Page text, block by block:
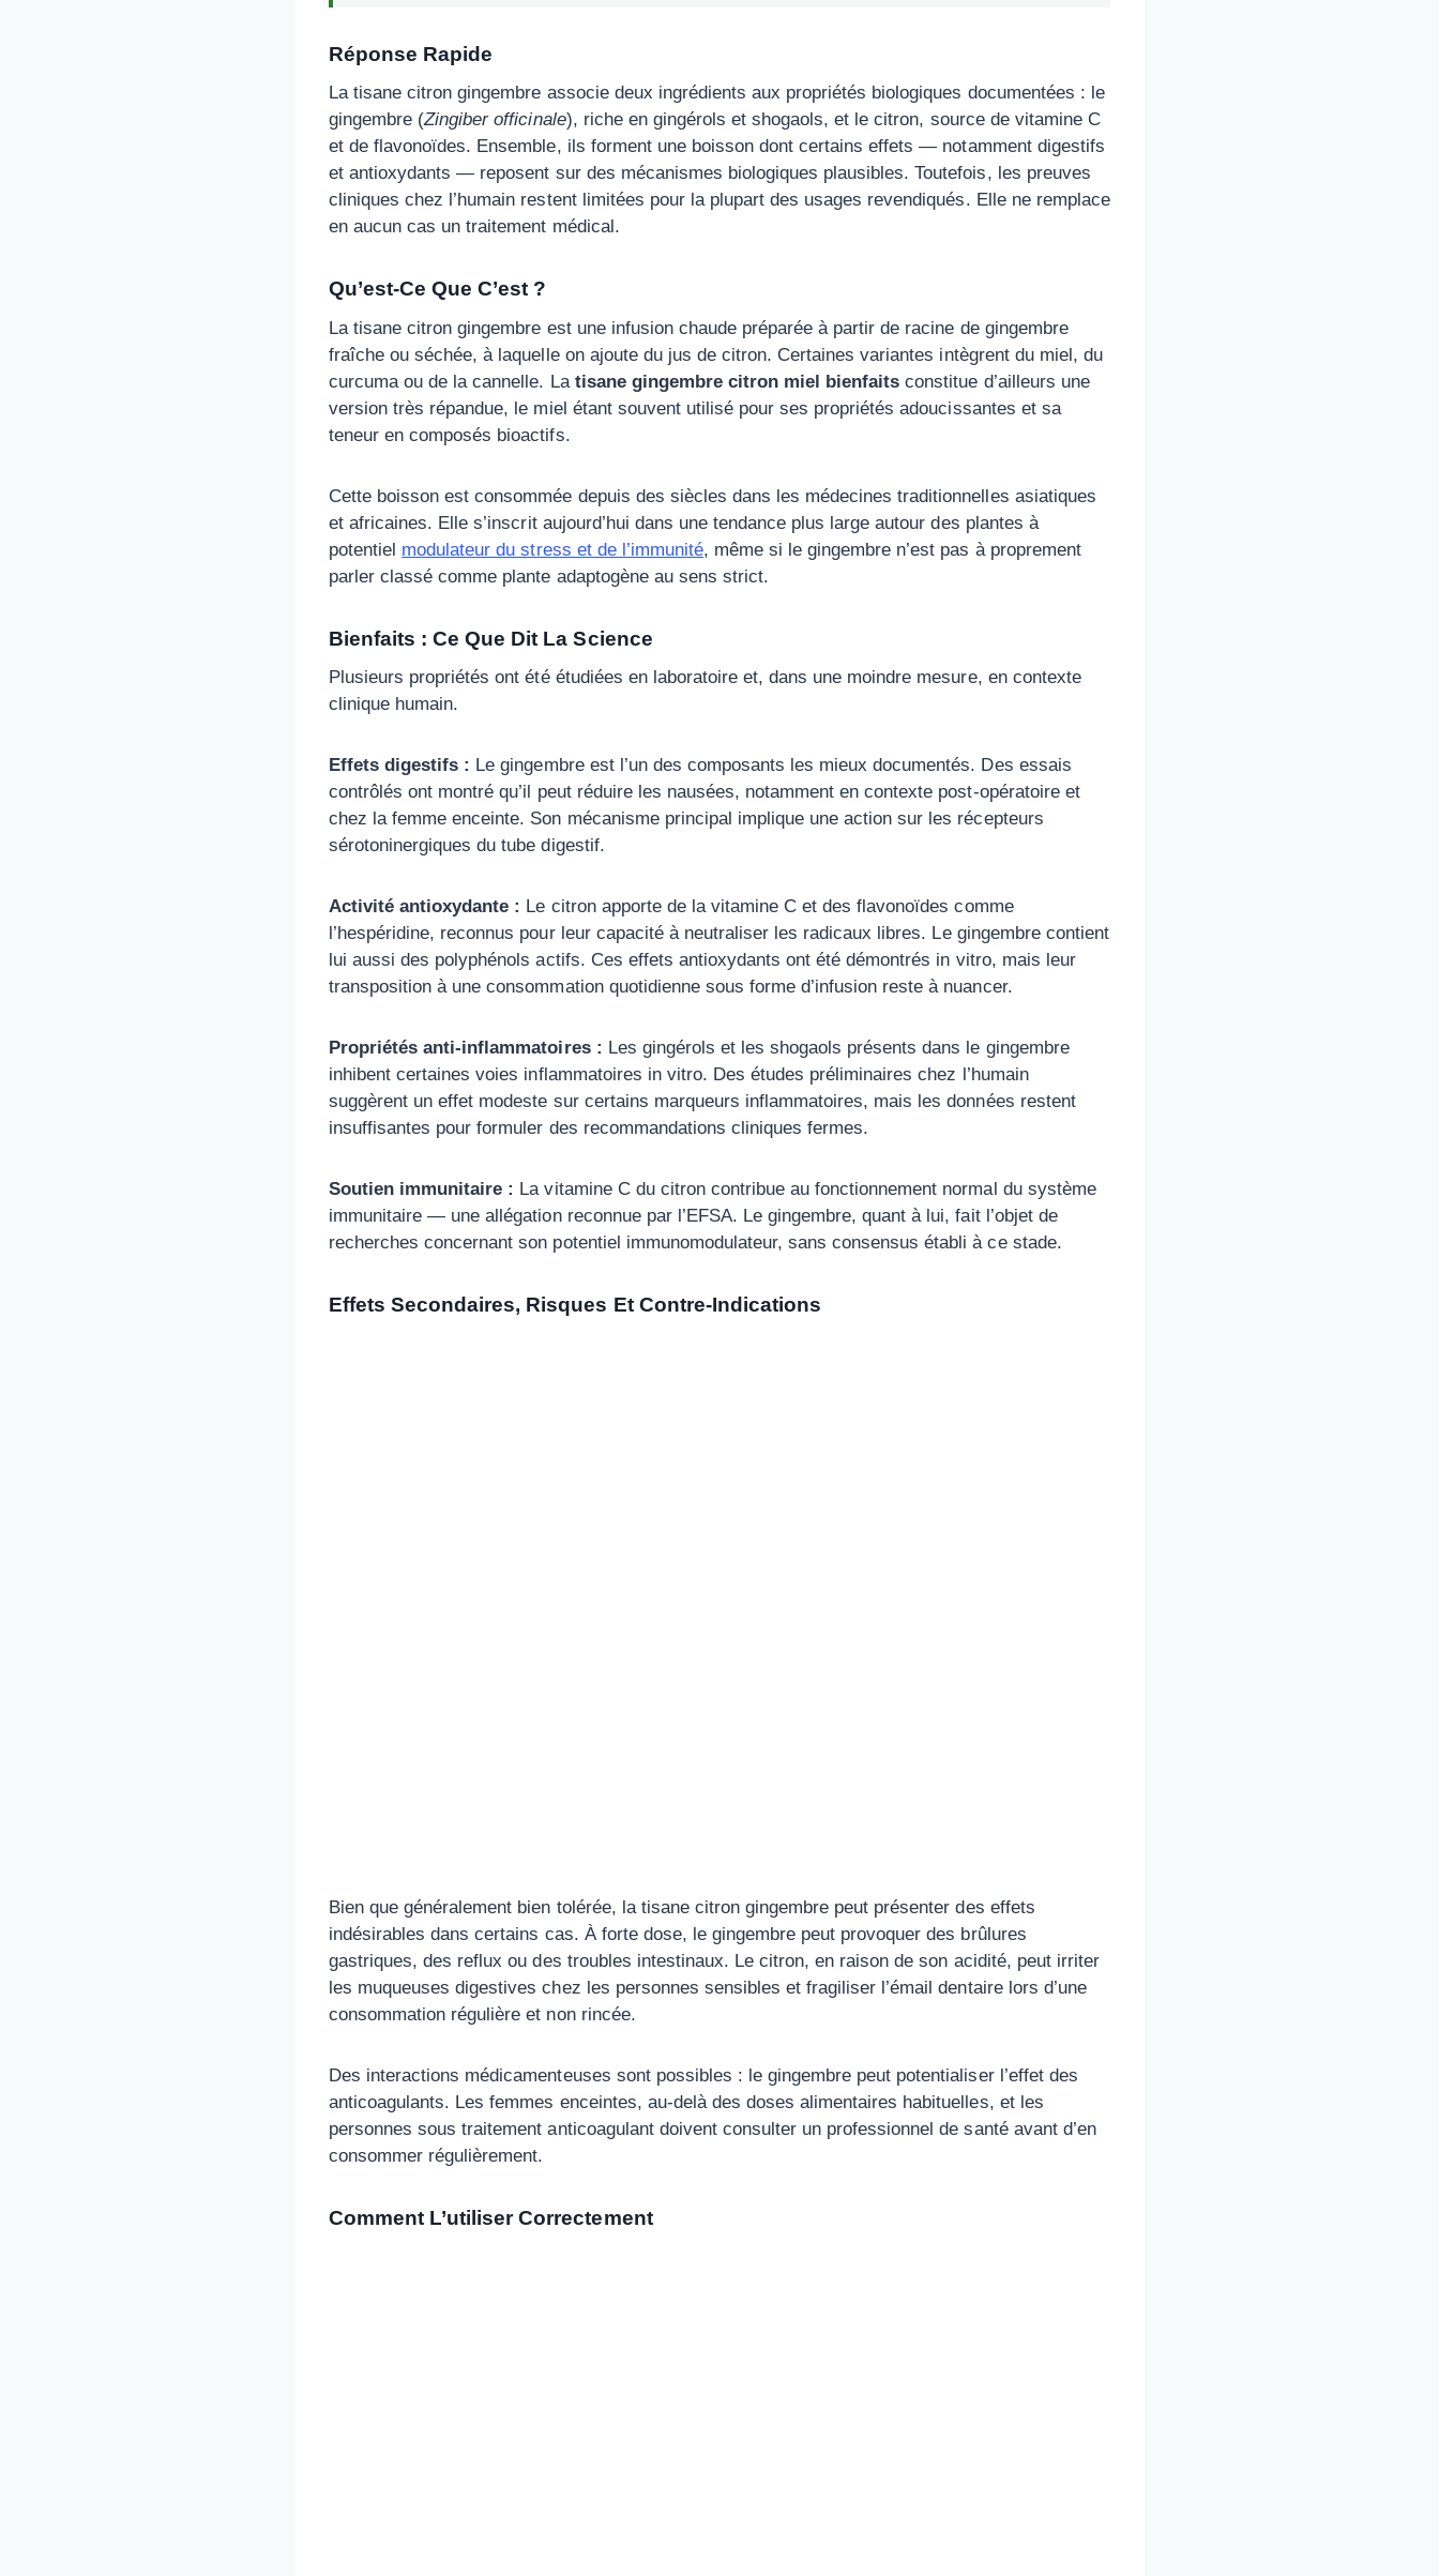
Réponse Rapide
La tisane citron gingembre associe deux ingrédients aux propriétés biologiques documentées : le
gingembre (Zingiber officinale), riche en gingérols et shogaols, et le citron, source de vitamine C
et de flavonoïdes. Ensemble, ils forment une boisson dont certains effets — notamment digestifs
et antioxydants — reposent sur des mécanismes biologiques plausibles. Toutefois, les preuves
cliniques chez l’humain restent limitées pour la plupart des usages revendiqués. Elle ne remplace
en aucun cas un traitement médical.
Qu’est-Ce Que C’est ?
La tisane citron gingembre est une infusion chaude préparée à partir de racine de gingembre
fraîche ou séchée, à laquelle on ajoute du jus de citron. Certaines variantes intègrent du miel, du
curcuma ou de la cannelle. La tisane gingembre citron miel bienfaits constitue d’ailleurs une
version très répandue, le miel étant souvent utilisé pour ses propriétés adoucissantes et sa
teneur en composés bioactifs.
Cette boisson est consommée depuis des siècles dans les médecines traditionnelles asiatiques
et africaines. Elle s’inscrit aujourd’hui dans une tendance plus large autour des plantes à
potentiel modulateur du stress et de l’immunité, même si le gingembre n’est pas à proprement
parler classé comme plante adaptogène au sens strict.
Bienfaits : Ce Que Dit La Science
Plusieurs propriétés ont été étudiées en laboratoire et, dans une moindre mesure, en contexte
clinique humain.
Effets digestifs : Le gingembre est l’un des composants les mieux documentés. Des essais
contrôlés ont montré qu’il peut réduire les nausées, notamment en contexte post-opératoire et
chez la femme enceinte. Son mécanisme principal implique une action sur les récepteurs
sérotoninergiques du tube digestif.
Activité antioxydante : Le citron apporte de la vitamine C et des flavonoïdes comme
l’hespéridine, reconnus pour leur capacité à neutraliser les radicaux libres. Le gingembre contient
lui aussi des polyphénols actifs. Ces effets antioxydants ont été démontrés in vitro, mais leur
transposition à une consommation quotidienne sous forme d’infusion reste à nuancer.
Propriétés anti-inflammatoires : Les gingérols et les shogaols présents dans le gingembre
inhibent certaines voies inflammatoires in vitro. Des études préliminaires chez l’humain
suggèrent un effet modeste sur certains marqueurs inflammatoires, mais les données restent
insuffisantes pour formuler des recommandations cliniques fermes.
Soutien immunitaire : La vitamine C du citron contribue au fonctionnement normal du système
immunitaire — une allégation reconnue par l’EFSA. Le gingembre, quant à lui, fait l’objet de
recherches concernant son potentiel immunomodulateur, sans consensus établi à ce stade.
Effets Secondaires, Risques Et Contre-Indications
Bien que généralement bien tolérée, la tisane citron gingembre peut présenter des effets
indésirables dans certains cas. À forte dose, le gingembre peut provoquer des brûlures
gastriques, des reflux ou des troubles intestinaux. Le citron, en raison de son acidité, peut irriter
les muqueuses digestives chez les personnes sensibles et fragiliser l’émail dentaire lors d’une
consommation régulière et non rincée.
Des interactions médicamenteuses sont possibles : le gingembre peut potentialiser l’effet des
anticoagulants. Les femmes enceintes, au-delà des doses alimentaires habituelles, et les
personnes sous traitement anticoagulant doivent consulter un professionnel de santé avant d’en
consommer régulièrement.
Comment L’utiliser Correctement